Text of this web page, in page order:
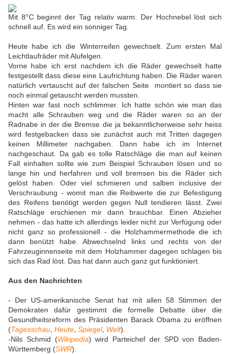
Mit 8°C beginnt der Tag relativ warm. Der Hochnebel löst sich
schnell auf. Es wird ein sonniger Tag.
Heute habe ich die Winterreifen gewechselt. Zum ersten Mal
Leichtlaufräder mit Alufelgen.
Vorne habe ich erst nachdem ich die Räder gewechselt hatte
festgestellt dass diese eine Laufrichtung haben. Die Räder waren
natürlich vertauscht auf der falschen Seite montiert so dass sie
noch einmal getauscht werden mussten.
Hinten war fast noch schlimmer. Ich hatte schön wie man das
macht alle Schrauben weg und die Räder waren so an der
Radnabe in der die Bremse die ja bekanntlicherweise sehr heiss
wird festgebacken dass sie zunächst auch mit Tritten dagegen
keinen Millimeter nachgaben. Dann habe ich im Internet
nachgeschaut. Da gab es tolle Ratschläge die man auf keinen
Fall einhalten sollte wie zum Beispiel Schrauben lösen und so
lange hin und herfahren und voll bremsen bis die Räder sich
gelöst haben. Oder viel schmieren und salben inclusive der
Verschraubung - womit man die Reibwerte die zur Befestigung
des Reifens benötigt werden gegen Null tendieren lässt. Zwei
Ratschläge erschienen mir dann brauchbar. Einen Abzieher
nehmen - das hatte ich allerdings leider nicht zur Verfügung oder
nicht ganz so professionell - die Holzhammermethode die ich
dann benützt habe. Abwechselnd links und rechts von der
Fahrzeuginnenseite mit dem Holzhammer dagegen schlagen bis
sich das Rad löst. Das hat dann auch ganz gut funktioniert.
Aus den Nachrichten
- Der US-amerikanische Senat hat mit allen 58 Stimmen der
Demokraten dafür gestimmt die formelle Debatte über die
Gesundheitsreform des Präsidenten Barack Obama zu eröffnen
(Tagesschau Heute Spiegel, Welt).
-Nils Schmid (Wikipedia) wird Parteichef der SPD von Baden-
Württemberg (SWR).